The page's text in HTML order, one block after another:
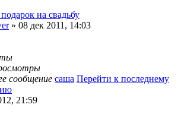
на свадьбу
» 08 дек 2011, 14:03
сообщение саша Перейти к последнему
21:59